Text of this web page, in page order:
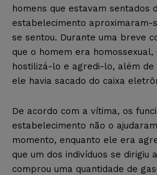
homens que estavam sentados
estabelecimento aproximaram-
se sentou. Durante uma breve
que o homem era homossexual,
hostilizá-lo e agredi-lo, além
ele havia sacado do caixa
De acordo com a vítima, os
estabelecimento não o
momento, enquanto ele era
que um dos indivíduos se dirigiu
comprou uma quantidade de